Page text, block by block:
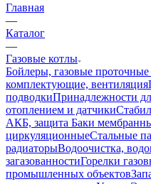
Главная
—
Каталог
—
Газовые котлы
Бойлеры, газовые проточные
комплектующие, вентиляция
подводкиПринадлежности
отоплением и датчики
АКБ, защита Баки
циркуляционныеСтальные
радиаторыВодоочистка,
загазованностиГорелки
промышленных объектов